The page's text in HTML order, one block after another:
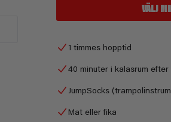
VÄLJ
1 timmes hopptid
40 minuter i kalasrum
JumpSocks
Mat eller fika